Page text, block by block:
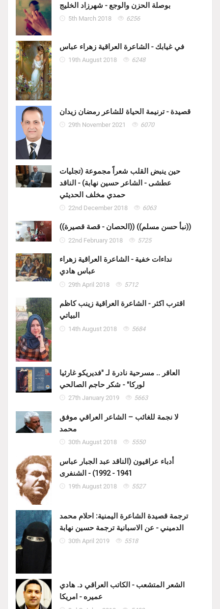
بوصلة الحزن والوجع - شهرزاد الخليج
5th March 2018 6256
في غيابك - الشاعرة العراقية زهراء عباس
19th August 2018 6248
قصيدة - ترنيمة الحياة للشاعر رمضان زيدان
29th November 2021 6070
حين ينبض القلب شعراً مجموعة (تجليات
عطشى - الشاعر حسين نهابة) - الناقد
حمدي مخلف الحديثي
22nd December 2018 6063
((الحصان - قصة قصيرة)) ((نبأ حسن مسلم))
22nd February 2018 5725
نداءات خفية - الشاعرة العراقية زهراء
عباس هادي
29th April 2018 5712
اقترب اكثر - الشاعرة العراقية زينب كاظم
البياتي
14th August 2018 5684
العاقر .. مسرحية نادرة لـ "فديريكو غارثيا
لوركا" - شكر حاجم الصالحي
27th January 2019 5663
لا نجمة للغائب – الشاعر العراقي موفق
محمد
30th August 2018 5550
أدباء عراقيون (الناقد عبد الجبار عباس
1941 - 1992) - الشنفرى
19th August 2018 5527
ترجمة قصيدة الشاعرة اليمنية: احلام محمد
الدميني - عن الاسبانية ترجمة حسين نهابة
30th April 2019 5518
الشعر المتشعب - الكاتب العراقي د. هادي
عميره - امريكا